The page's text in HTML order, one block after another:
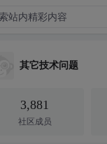
其它技术问题
3,881
社区成员